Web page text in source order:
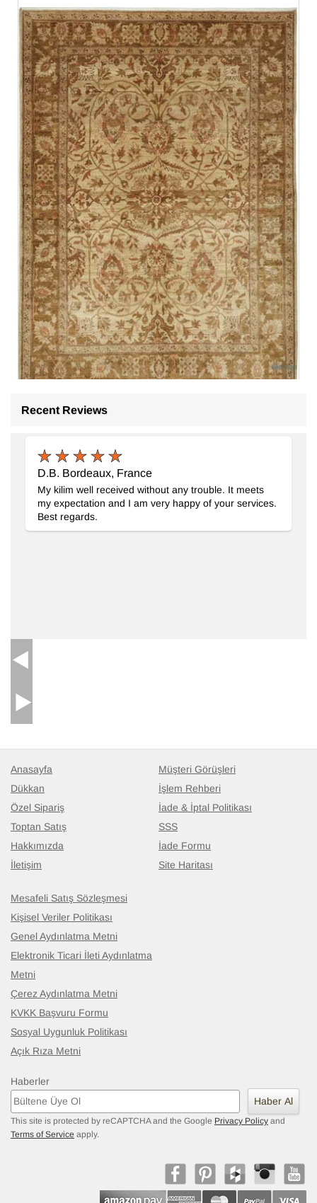
81.038TL
Recent Reviews
D.B. Bordeaux, France
My kilim well received without any trouble. It meets
my expectation and I am very happy of your services.
Best regards.
Anasayfa
Dükkan
Özel Sipariş
Toptan Satış
Hakkımızda
İletişim
Müşteri Görüşleri
İşlem Rehberi
İade & İptal Politikası
SSS
İade Formu
Site Haritası
Mesafeli Satış Sözleşmesi
Kişisel Veriler Politikası
Genel Aydınlatma Metni
Elektronik Ticari İleti Aydınlatma
Metni
Çerez Aydınlatma Metni
KVKK Başvuru Formu
Sosyal Uygunluk Politikası
Açık Rıza Metni
Haberler
Haber Al
This site is protected by reCAPTCHA and the Google Privacy Policy and
Terms of Service apply.